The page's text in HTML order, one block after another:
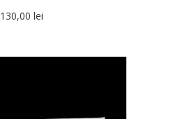
130,00 lei